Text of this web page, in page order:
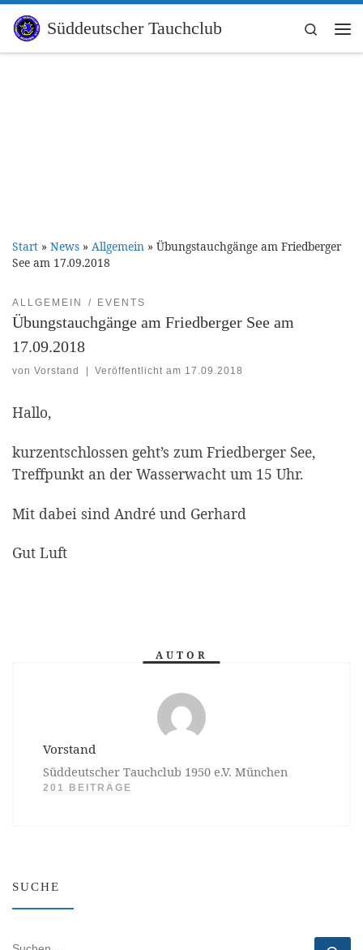
Zum Inhalt springen
Süddeutscher Tauchclub
Search
Start » News » Allgemein » Übungstauchgänge am Friedberger
See am 17.09.2018
ALLGEMEIN EVENTS
Übungstauchgänge am Friedberger See am
17.09.2018
von Vorstand Veröffentlicht am 17.09.2018
Hallo,
kurzentschlossen geht’s zum Friedberger See,
Treffpunkt an der Wasserwacht um 15 Uhr.
Mit dabei sind André und Gerhard
Gut Luft
AUTOR
Vorstand
Süddeutscher Tauchclub 1950 e.V. München
201 BEITRÄGE
SUCHE
SUCHE